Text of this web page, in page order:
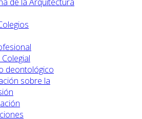
deontológico
sobre la